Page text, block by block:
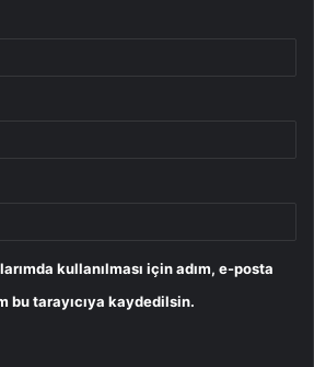
kullanılması için adım, e-posta
bu tarayıcıya kaydedilsin.